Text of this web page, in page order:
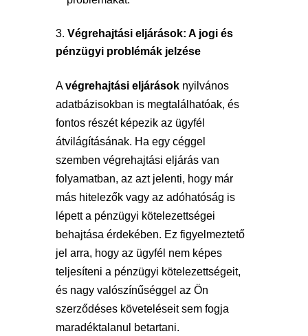
Végrehajtási eljárások: A jogi és
pénzügyi problémák jelzése
Avégrehajtási eljárásoknyilvános
adatbázisokban is megtalálhatóak, és
fontos részét képezik az ügyfél
átvilágításának. Ha egy céggel
szemben végrehajtási eljárás van
folyamatban, az azt jelenti, hogy már
más hitelezők vagy az adóhatóság is
lépett a pénzügyi kötelezettségei
behajtása érdekében. Ez figyelmeztető
jel arra, hogy az ügyfél nem képes
teljesíteni a pénzügyi kötelezettségeit,
és nagy valószínűséggel az Ön
szerződéses követeléseit sem fogja
maradéktalanul betartani.